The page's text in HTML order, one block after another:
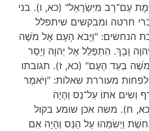
עַם־רָב מִיִּשְׂרָאֵל" (כא, ו). בני
חרטה ומבקשים שיתפלל
הנחשים: "וַיָּבֹא הָעָם אֶל מֹשֶׁה
וָבָךְ. הִתְפַּלֵּל אֶל יְהוָה וְיָסֵר
בְּעַד הָעָם" (כא, ז). תגובתו
מעוררת שאלות: "וַיֹּאמֶר
אֹתוֹ עַל־נֵס וְהָיָה
ח). משה אכן שומע בקול
וַיְשִׂמֵהוּ עַל הַנֵּס וְהָיָה אִם